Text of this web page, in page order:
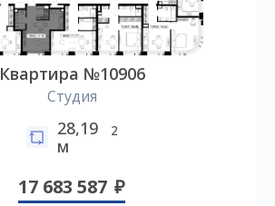
Квартира №10906
Студия
28,19
м
2
17 683 587